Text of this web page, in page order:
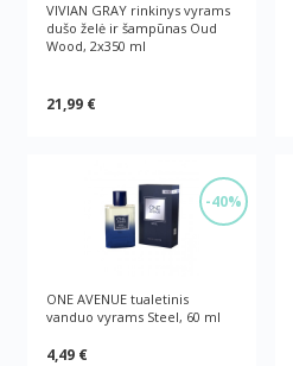
VIVIAN GRAY rinkinys vyrams
dušo želė ir šampūnas Oud
Wood, 2x350 ml
21,99 €
-40%
ONE AVENUE tualetinis
vanduo vyrams Steel, 60 ml
4,49 €